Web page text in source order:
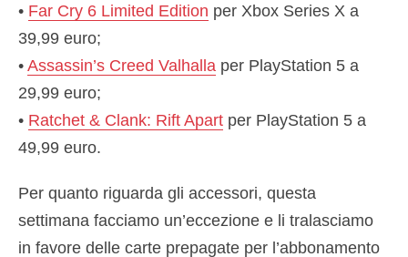
• Far Cry 6 Limited Edition per Xbox Series X a
39,99 euro;
• Assassin’s Creed Valhalla per PlayStation 5 a
29,99 euro;
• Ratchet & Clank: Rift Apart per PlayStation 5 a
49,99 euro.
Per quanto riguarda gli accessori, questa
settimana facciamo un’eccezione e li tralasciamo
in favore delle carte prepagate per l’abbonamento